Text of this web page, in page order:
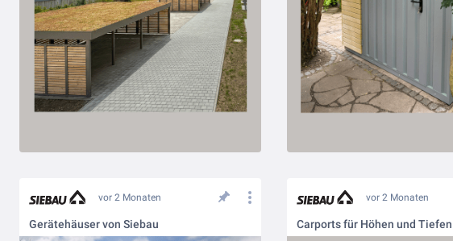
vor 2 Monaten
Gerätehäuser von Siebau
vor 2 Monaten
Carports für Höhen und